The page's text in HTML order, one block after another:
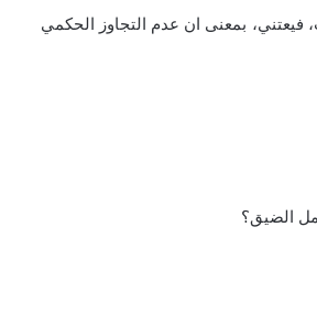
فيعتني، بمعنى ان عدم التجاوز الحكمي